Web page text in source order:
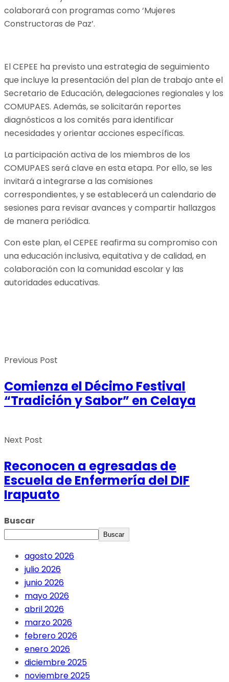
colaborará con programas como ‘Mujeres
Constructoras de Paz’.
El CEPEE ha previsto una estrategia de seguimiento
que incluye la presentación del plan de trabajo ante el
Secretario de Educación, delegaciones regionales y los
COMUPAES. Además, se solicitarán reportes
diagnósticos a los comités para identificar
necesidades y orientar acciones específicas.
La participación activa de los miembros de los
COMUPAES será clave en esta etapa. Por ello, se les
invitará a integrarse a las comisiones
correspondientes, y se establecerá un calendario de
sesiones para revisar avances y compartir hallazgos
de manera periódica.
Con este plan, el CEPEE reafirma su compromiso con
una educación inclusiva, equitativa y de calidad, en
colaboración con la comunidad escolar y las
autoridades educativas.
Previous Post
Comienza el Décimo Festival
“Tradición y Sabor” en Celaya
Next Post
Reconocen a egresadas de
Escuela de Enfermería del DIF
Irapuato
Buscar
Buscar
agosto 2026
julio 2026
junio 2026
mayo 2026
abril 2026
marzo 2026
febrero 2026
enero 2026
diciembre 2025
noviembre 2025